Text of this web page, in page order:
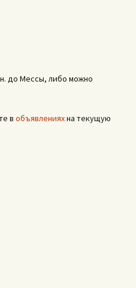
до Мессы, либо можно
в объявленияхна текущую